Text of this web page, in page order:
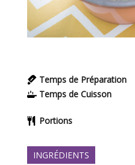
Temps de Préparation
Temps de Cuisson
Portions
INGRÉDIENTS